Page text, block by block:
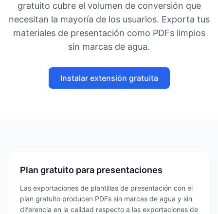
gratuito cubre el volumen de conversión que
necesitan la mayoría de los usuarios. Exporta tus
materiales de presentación como PDFs limpios
sin marcas de agua.
Instalar extensión gratuita
Plan gratuito para presentaciones
Las exportaciones de plantillas de presentación con el
plan gratuito producen PDFs sin marcas de agua y sin
diferencia en la calidad respecto a las exportaciones de